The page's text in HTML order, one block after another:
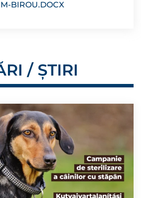
BIROU.DOCX
/ ȘTIRI